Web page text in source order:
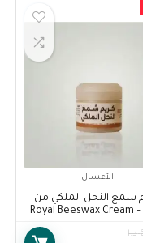
الأعسال
شمع النحل الملكي من
رحيق – Royal Beeswax Cream
د.ا